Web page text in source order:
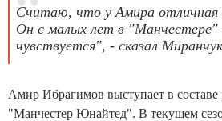
Считаю, что у Амира отличная
Он с малых лет в "Манчестере"
чувствуется", - сказал
Амир Ибрагимов выступает в
"Манчестер Юнайтед". В текущем